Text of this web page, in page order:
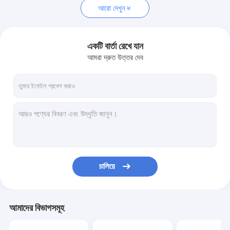
আরো দেখুন
একটি বার্তা রেখে যান
আমরা দ্রুত উত্তর দেব
চালিয়ে
আমাদের বিভাগসমূহ